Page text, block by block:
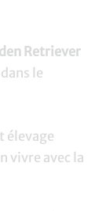
Retriever
le
élevage
vivre avec la